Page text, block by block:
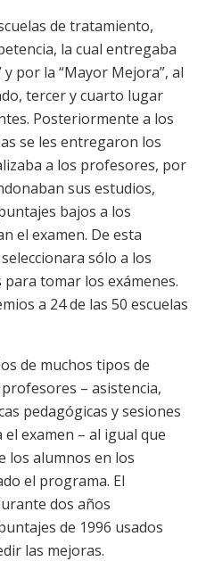
de tratamiento,
la cual entregaba
por la “Mayor Mejora”, al
tercer y cuarto lugar
Posteriormente a los
se les entregaron los
a los profesores, por
sus estudios,
bajos a los
el examen. De esta
sólo a los
tomar los exámenes.
a 24 de las 50 escuelas
de muchos tipos de
– asistencia,
pedagógicas y sesiones
examen – al igual que
los alumnos en los
el programa. El
dos años
de 1996 usados
las mejoras.